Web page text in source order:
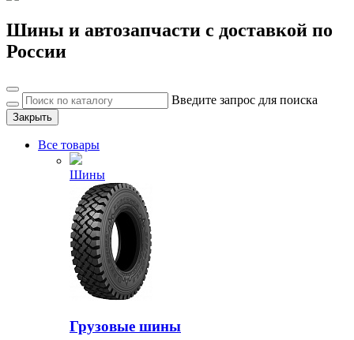
Шины и автозапчасти с доставкой по
России
Введите запрос для поиска
Закрыть
Все товары
Шины
Грузовые шины